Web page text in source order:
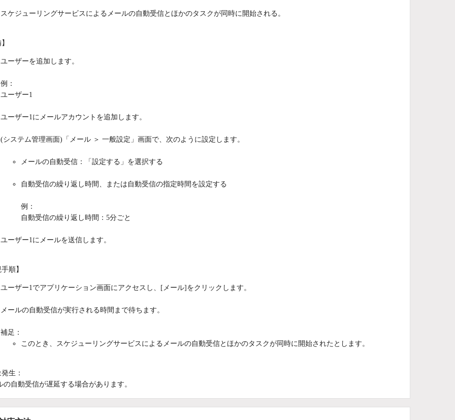
スケジューリングサービスによるメールの自動受信とほかのタスクが同時に開始される。
ユーザーを追加します。
例：
ユーザー1
ユーザー1にメールアカウントを追加します。
(システム管理画面)「メール ＞ 一般設定」画面で、次のように設定します。
メールの自動受信：「設定する」を選択する
自動受信の繰り返し時間、または自動受信の指定時間を設定する
例：
自動受信の繰り返し時間：5分ごと
ユーザー1にメールを送信します。
順】
ユーザー1でアプリケーション画面にアクセスし、[メール]をクリックします。
メールの自動受信が実行される時間まで待ちます。
補足：
このとき、スケジューリングサービスによるメールの自動受信とほかのタスクが同時に開始されたとします。
生：
自動受信が遅延する場合があります。